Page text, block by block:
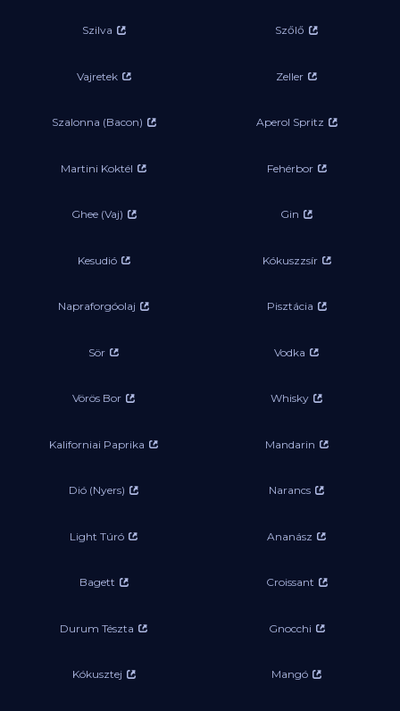
Szilva Szőlő
Vajretek Zeller
Szalonna (Bacon) Aperol Spritz
Martini Koktél Fehérbor
Ghee (Vaj) Gin
Kesudió Kókuszzsír
Napraforgóolaj Pisztácia
Sör Vodka
Vörös Bor Whisky
Kaliforniai Paprika Mandarin
Dió (Nyers) Narancs
Light Túró Ananász
Bagett Croissant
Durum Tészta Gnocchi
Kókusztej Mangó